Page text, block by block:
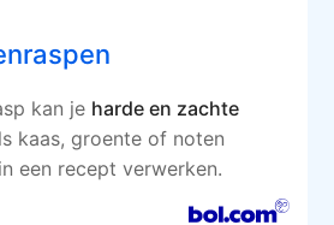
kan je harde en zachte
kaas, groente of noten
een recept verwerken.